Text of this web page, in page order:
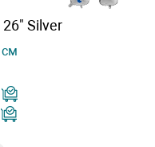
Silver